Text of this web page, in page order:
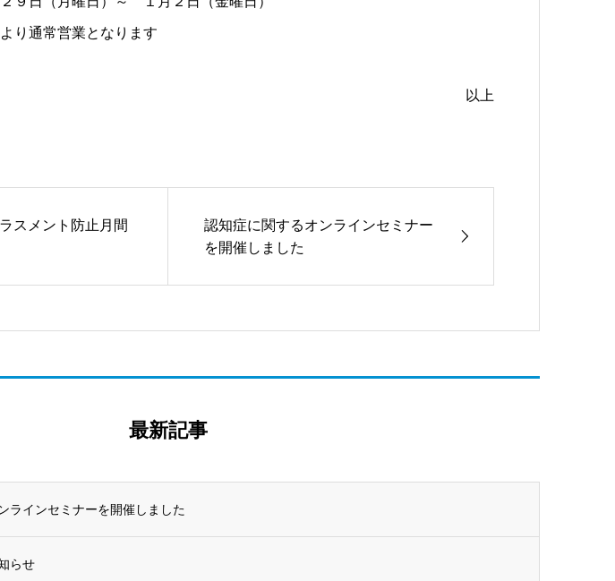
り通常営業となります
以上
スメント防止月間
認知症に関するオンラインセミナー
を開催しました
最新記事
ラインセミナーを開催しました
らせ